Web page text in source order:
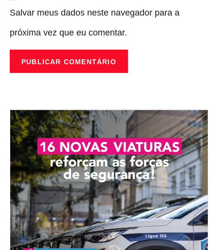
Salvar meus dados neste navegador para a
próxima vez que eu comentar.